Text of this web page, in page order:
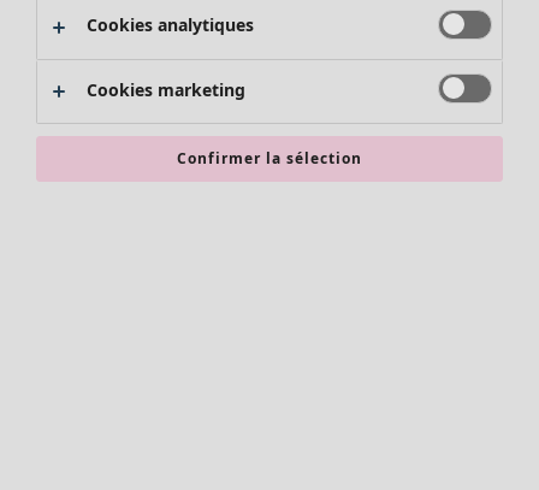
Leggings et collants
Vêtements de bain
Basics
Soldes Mobilier
Bonnes affaires déco
Textiles
Cookies analytiques
Cookies marketing
Confirmer la sélection